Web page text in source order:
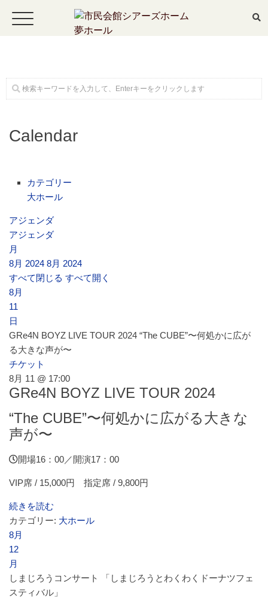
ホーム
大ホール
大会議室（小ホール）
Calendar
カテゴリー
大ホール
アジェンダ
アジェンダ
月
8月 2024 8月 2024
すべて閉じる すべて開く
8月
11
日
GRe4N BOYZ LIVE TOUR 2024 “The CUBE”〜何処かに広が
る大きな声が〜
チケット
8月 11 @ 17:00
GRe4N BOYZ LIVE TOUR 2024
“The CUBE”〜何処かに広がる大きな
声が〜
開場16：00／開演17：00
VIP席 / 15,000円 指定席 / 9,800円
続きを読む
カテゴリー: 大ホール
8月
12
月
しまじろうコンサート 「しまじろうとわくわくドーナツフェ
スティバル」